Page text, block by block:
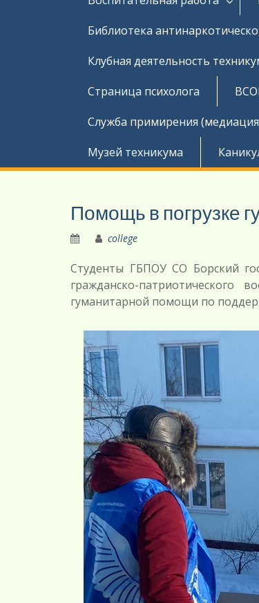
Библиотека
Клубная деятельность
Страница психолога
Служба примирения
Музей техникума
Помощь в погрузке
college
Студенты ГБПОУ СО Борский
гражданско-
гуманитарной помощи по